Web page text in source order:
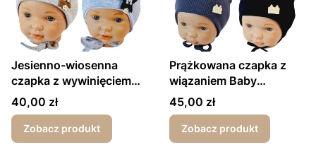
Jesienno-wiosenna
czapka z wywinięciem
dla chłopca Gwiazdka
Cena
40,00 zł
Zobacz produkt
Prążkowana czapka z
wiązaniem Baby
wiosna/jesień
Cena
45,00 zł
Zobacz produkt